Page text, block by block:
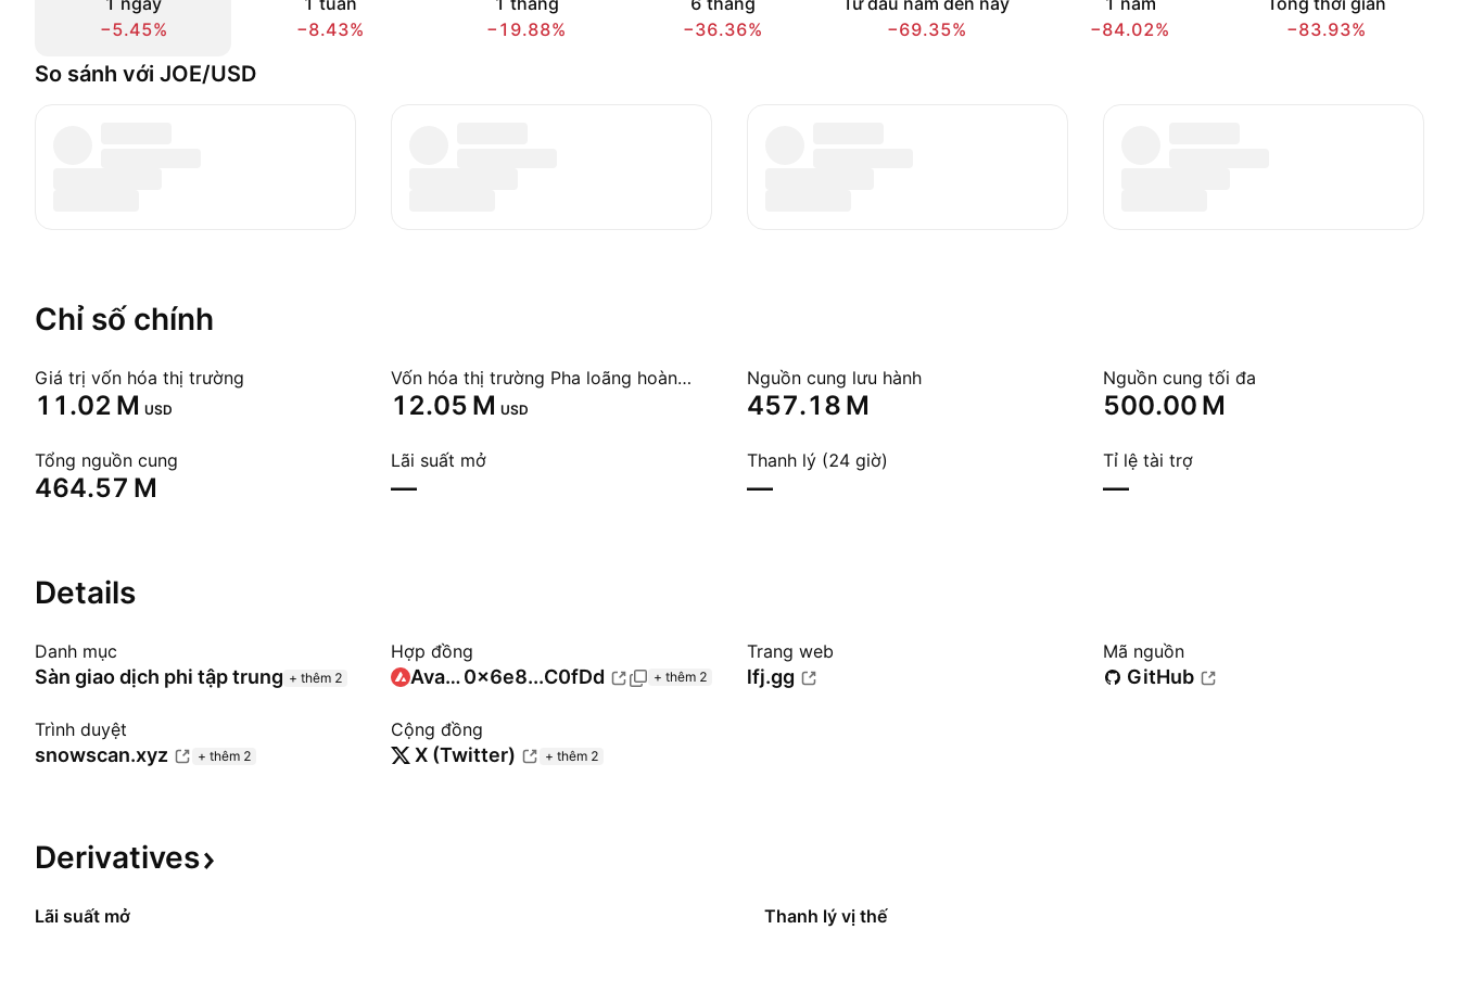
−5.45%
−8.43%
−19.88%
−36.36%
−69.35%
−84.02%
−83.93%
So sánh với JOE/USD
Chỉ số chính
Giá trị vốn hóa thị trường
‪11.02 M‬ USD
Vốn hóa thị trường Pha loãng hoàn toàn
‪12.05 M‬ USD
Nguồn cung lưu hành
‪457.18 M‬
Nguồn cung tối đa
‪500.00 M‬
Tổng nguồn cung
‪464.57 M‬
Lãi suất mở
—
Thanh lý (24 giờ)
—
Tỉ lệ tài trợ
—
Details
Danh mục
Sàn giao dịch phi tập trung + thêm 2
Hợp đồng
Avalanche C-Chain0x6e8...C0fDd + thêm 2
Trang web
lfj.gg
Mã nguồn
GitHub
Trình duyệt
snowscan.xyz + thêm 2
Cộng đồng
X (Twitter) + thêm 2
Derivatives
Lãi suất mở Thanh lý vị thế